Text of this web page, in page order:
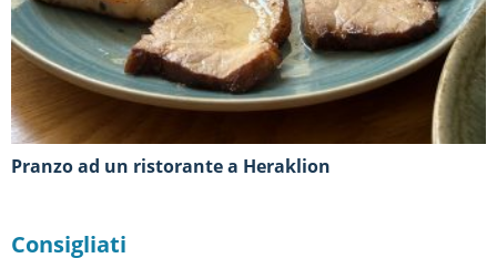
Pranzo ad un ristorante a Heraklion
Consigliati